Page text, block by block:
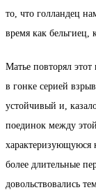
то, что голландец
время как бельгиец,
Матье повторял этот
в гонке серией
устойчивый и,
поединок между
характеризующуюся
более длительные
довольствовались